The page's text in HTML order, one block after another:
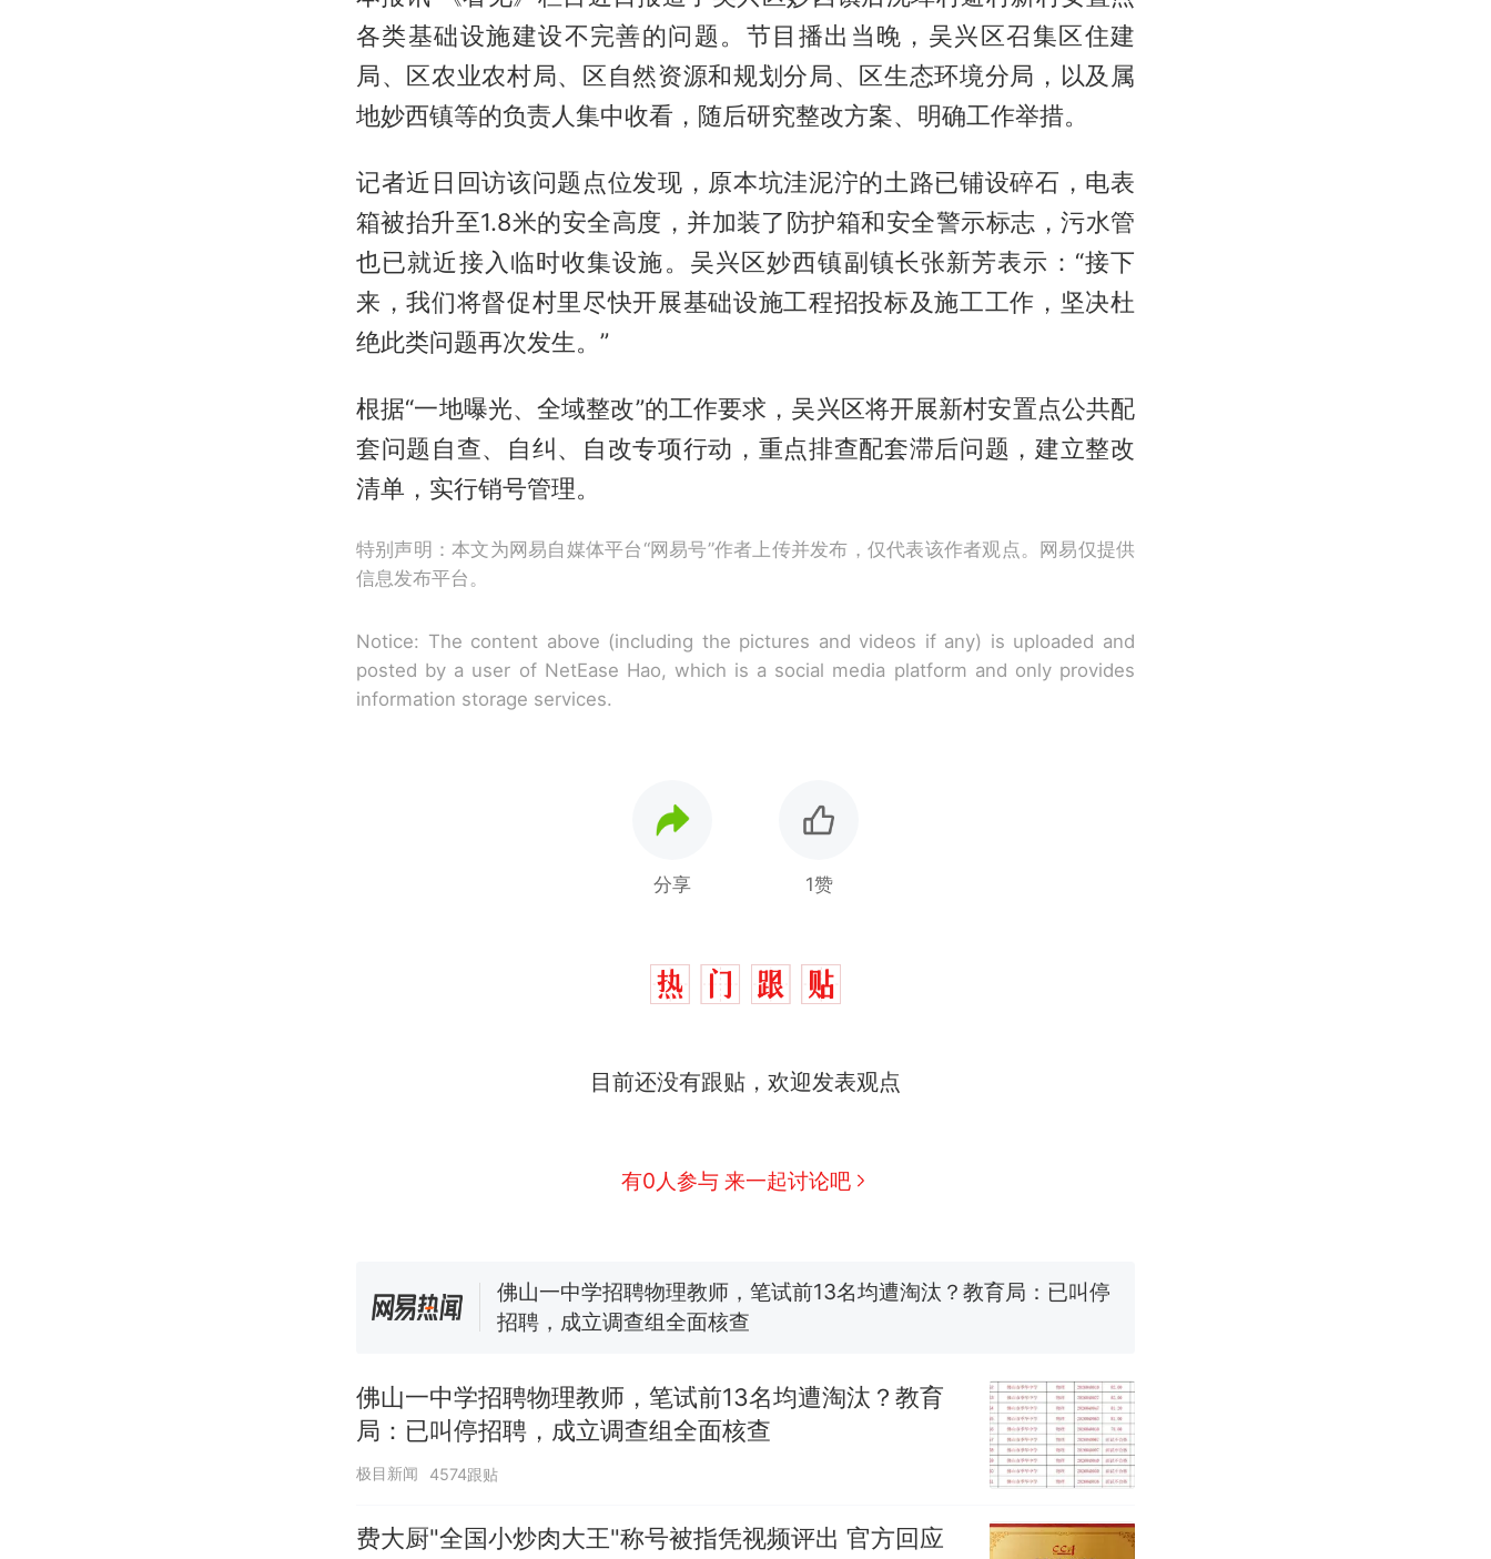
各类基础设施建设不完善的问题。节目播出当晚，吴兴区召集区住建
局、区农业农村局、区自然资源和规划分局、区生态环境分局，以及属
地妙西镇等的负责人集中收看，随后研究整改方案、明确工作举措。
记者近日回访该问题点位发现，原本坑洼泥泞的土路已铺设碎石，电表
箱被抬升至1.8米的安全高度，并加装了防护箱和安全警示标志，污水管
也已就近接入临时收集设施。吴兴区妙西镇副镇长张新芳表示：“接下
来，我们将督促村里尽快开展基础设施工程招投标及施工工作，坚决杜
绝此类问题再次发生。”
根据“一地曝光、全域整改”的工作要求，吴兴区将开展新村安置点公共配
套问题自查、自纠、自改专项行动，重点排查配套滞后问题，建立整改
清单，实行销号管理。
特别声明：本文为网易自媒体平台“网易号”作者上传并发布，仅代表该作者观点。网易仅提供
信息发布平台。
Notice: The content above (including the pictures and videos if any) is uploaded and
posted by a user of NetEase Hao, which is a social media platform and only provides
information storage services.
分享 1赞
目前还没有跟贴，欢迎发表观点
有0人参与 来一起讨论吧
那个在床头放菜刀的女孩，因老师一句“跟我回家”改写了人生
费大厨“全国小炒肉大王”称号，仅凭视频评出？中国烹饪协会回应
招聘，成立调查组全面核查
热 那个在床头放菜刀的女孩，因老师一句“跟我回家”改写了人生
佛山一中学招聘物理教师，笔试前13名均遭淘汰？教育
局：已叫停招聘，成立调查组全面核查
极目新闻 4574跟贴
费大厨"全国小炒肉大王"称号被指凭视频评出 官方回应